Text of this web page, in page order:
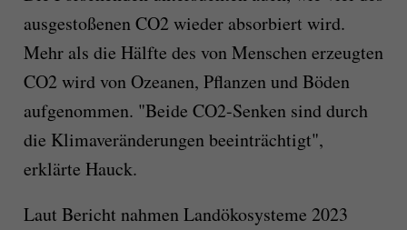
ausgestoßenen CO2 wieder absorbiert wird.
Mehr als die Hälfte des von Menschen erzeugten
CO2 wird von Ozeanen, Pflanzen und Böden
aufgenommen. "Beide CO2-Senken sind durch
die Klimaveränderungen beeinträchtigt",
erklärte Hauck.
Laut Bericht nahmen Landökosysteme 2023